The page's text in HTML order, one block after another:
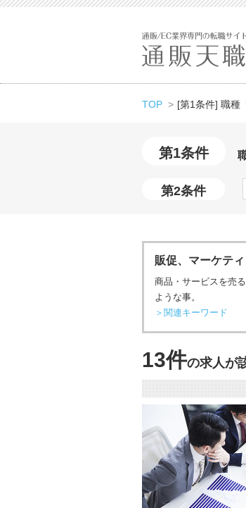
TOP [第1条件] 職種
第1条件
第2条件
販促、マーケテ
商品・サービスを売
ような事。
＞関連キーワード
13件の求人が